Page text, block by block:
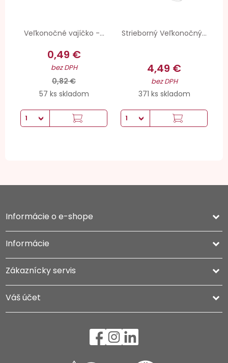
Veľkonočné vajíčko -...
0,49 €
bez DPH
0,82 €
57 ks skladom
Strieborný Veľkonočný...
4,49 €
bez DPH
371 ks skladom
Informácie o e-shope keyboard_arrow_down
Informácie 
Zákaznícky servis 
Váš účet 